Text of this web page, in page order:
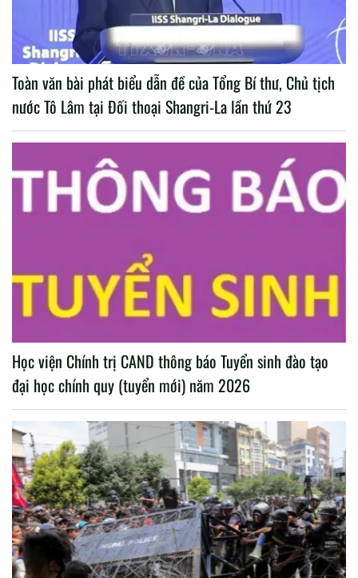
Toàn văn bài phát biểu dẫn đề của Tổng Bí thư, Chủ tịch
nước Tô Lâm tại Đối thoại Shangri-La lần thứ 23
Học viện Chính trị CAND thông báo Tuyển sinh đào tạo
đại học chính quy (tuyển mới) năm 2026